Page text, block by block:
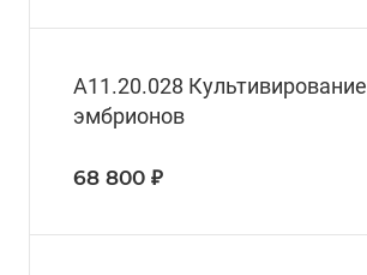
А11.20.028 Культивирование
эмбрионов
68 800 ₽